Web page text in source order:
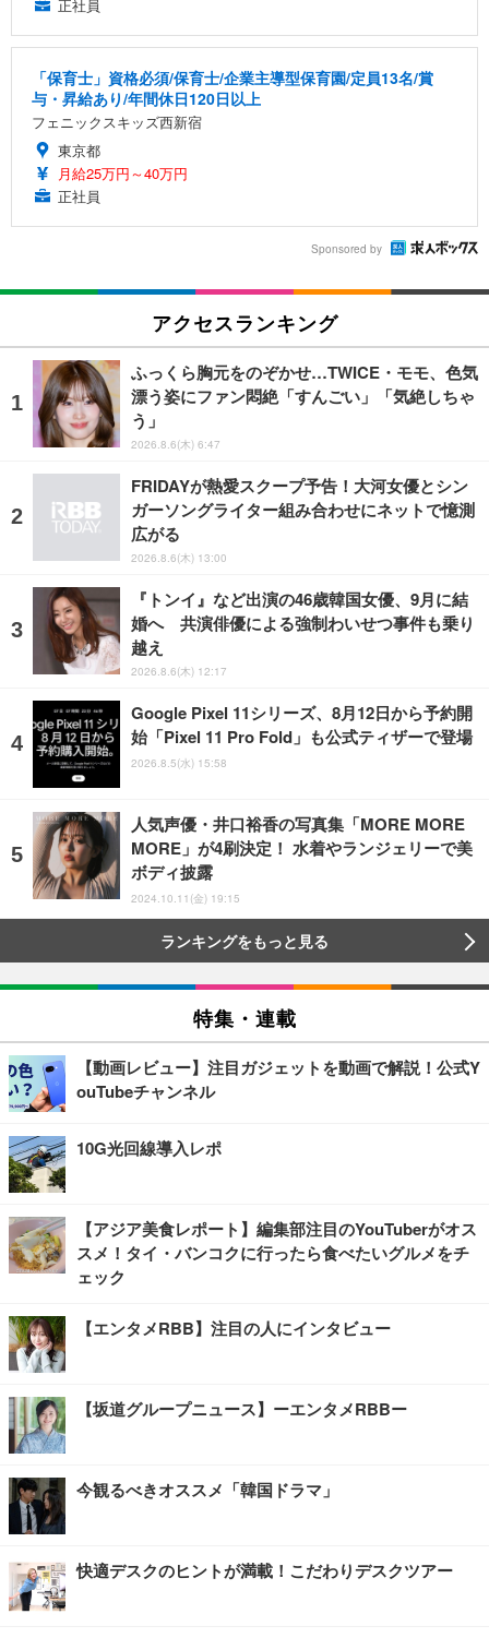
正社員
「保育士」資格必須/保育士/企業主導型保育園/定員13名/賞
与・昇給あり/年間休日120日以上
フェニックスキッズ西新宿
東京都
月給25万円～40万円
正社員
Sponsored by
アクセスランキング
ふっくら胸元をのぞかせ…TWICE・モモ、色気
漂う姿にファン悶絶「すんごい」「気絶しちゃ
う」
2026.8.6(木) 6:47
FRIDAYが熱愛スクープ予告！大河女優とシン
ガーソングライター組み合わせにネットで憶測
広がる
2026.8.6(木) 13:00
『トンイ』など出演の46歳韓国女優、9月に結
婚へ 共演俳優による強制わいせつ事件も乗り
越え
2026.8.6(木) 12:17
Google Pixel 11シリーズ、8月12日から予約開
始「Pixel 11 Pro Fold」も公式ティザーで登場
2026.8.5(水) 15:58
人気声優・井口裕香の写真集「MORE MORE
MORE」が4刷決定！ 水着やランジェリーで美
ボディ披露
2024.10.11(金) 19:15
ランキングをもっと見る
特集・連載
【動画レビュー】注目ガジェットを動画で解説！公式Y
ouTubeチャンネル
10G光回線導入レポ
【アジア美食レポート】編集部注目のYouTuberがオス
スメ！タイ・バンコクに行ったら食べたいグルメをチ
ェック
【エンタメRBB】注目の人にインタビュー
【坂道グループニュース】ーエンタメRBBー
今観るべきオススメ「韓国ドラマ」
快適デスクのヒントが満載！こだわりデスクツアー